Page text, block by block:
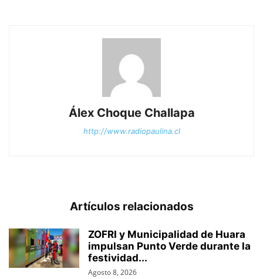
Álex Choque Challapa
http://www.radiopaulina.cl
Artículos relacionados
ZOFRI y Municipalidad de Huara
impulsan Punto Verde durante la
festividad...
Agosto 8, 2026